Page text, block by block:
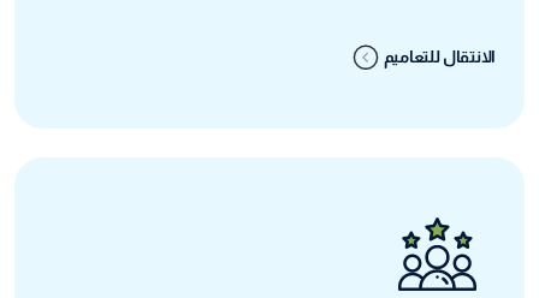
الانتقال للتعاميم